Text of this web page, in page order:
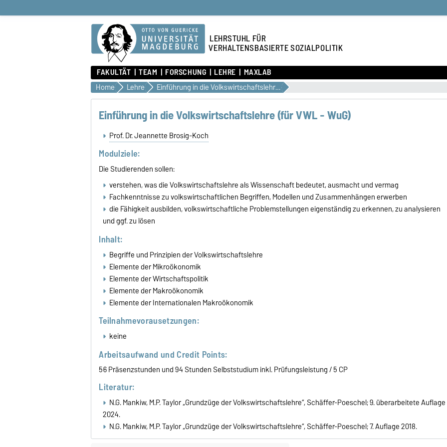
LEHRSTUHL FÜR
VERHALTENSBASIERTE SOZIALPOLITIK
FAKULTÄT TEAM FORSCHUNG LEHRE MAXLAB
Home Lehre Einführung in die Volkswirtschaftslehre (für VWL - WuG)
Einführung in die Volkswirtschaftslehre (für VWL - WuG)
Prof. Dr. Jeannette Brosig-Koch
Modulziele:
Die Studierenden sollen:
verstehen, was die Volkswirtschaftslehre als Wissenschaft bedeutet, ausmacht und vermag
Fachkenntnisse zu volkswirtschaftlichen Begriffen, Modellen und Zusammenhängen erwerben
die Fähigkeit ausbilden, volkswirtschaftliche Problemstellungen eigenständig zu erkennen, zu analysieren
und ggf. zu lösen
Inhalt:
Begriffe und Prinzipien der Volkswirtschaftslehre
Elemente der Mikroökonomik
Elemente der Wirtschaftspolitik
Elemente der Makroökonomik
Elemente der Internationalen Makroökonomik
Teilnahmevorausetzungen:
keine
Arbeitsaufwand und Credit Points:
56 Präsenzstunden und 94 Stunden Selbststudium inkl. Prüfungsleistung / 5 CP
Literatur:
N.G. Mankiw, M.P. Taylor „Grundzüge der Volkswirtschaftslehre“, Schäffer-Poeschel; 9. überarbeitete Auflage
2024.
N.G. Mankiw, M.P. Taylor „Grundzüge der Volkswirtschaftslehre“, Schäffer-Poeschel; 7. Auflage 2018.